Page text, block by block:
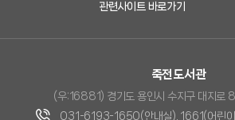
관련사이트 바로가기
죽전도서관
(우:16881) 경기도 용인시 수지구 대지로
031-6193-1650(안내실), 1661(어린